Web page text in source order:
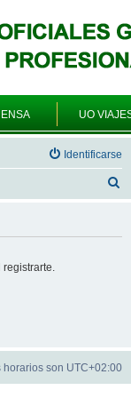
UO
Identificarse
registrarte.
horarios son UTC+02:00